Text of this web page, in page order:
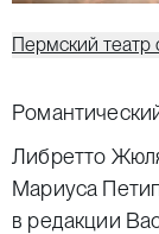
Пермский театр
Либретто
Мариуса
в редакции